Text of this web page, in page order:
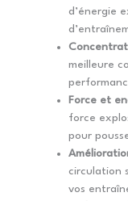
d’énergie
meilleure
Force et
force
pour
circulation
vos